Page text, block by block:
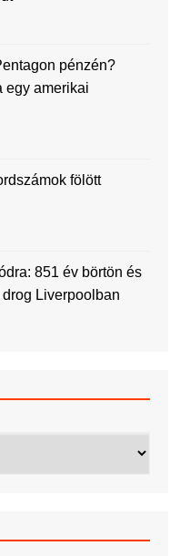
pénzén?
egy amerikai
fölött
851 év börtön és
Liverpoolban